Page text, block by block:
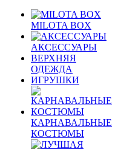
MILOTA BOX
АКСЕССУАРЫ
ВЕРХНЯЯ
ОДЕЖДА
ИГРУШКИ
КАРНАВАЛЬНЫЕ
КОСТЮМЫ